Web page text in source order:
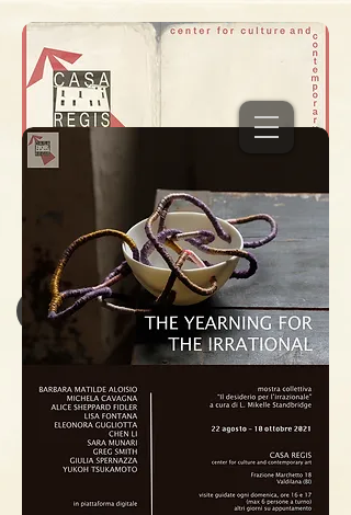
Join residency Sept 1-8
NEW EUROPEAN BAUHAUS